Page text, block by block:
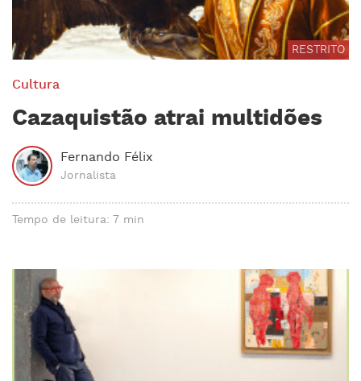
RESTRITO
Cultura
Cazaquistão atrai multidões
Fernando Félix
Jornalista
Tempo de leitura: 7 min